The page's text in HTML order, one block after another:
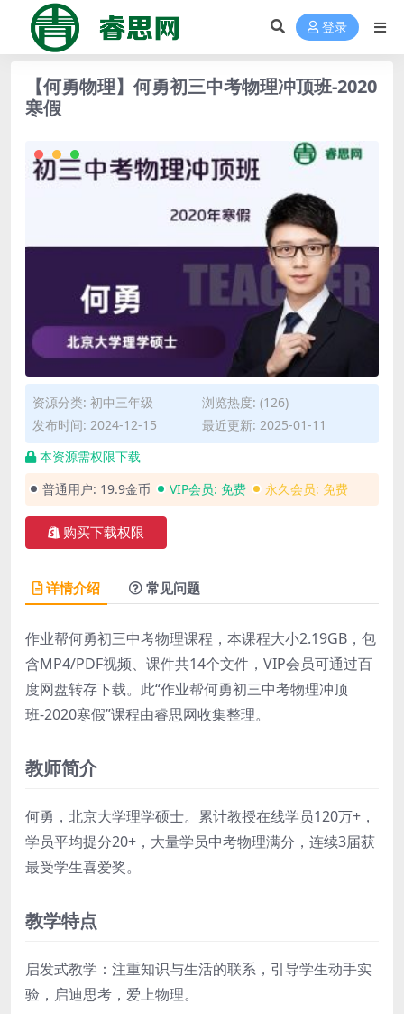
登录
【何勇物理】何勇初三中考物理冲顶班-2020
寒假
资源分类: 初中三年级
浏览热度: (126)
发布时间: 2024-12-15
最近更新: 2025-01-11
本资源需权限下载
普通用户: 19.9金币 VIP会员: 免费 永久会员: 免费
购买下载权限
详情介绍 常见问题
作业帮何勇初三中考物理课程，本课程大小2.19GB，包
含MP4/PDF视频、课件共14个文件，VIP会员可通过百
度网盘转存下载。此“作业帮何勇初三中考物理冲顶
班-2020寒假”课程由睿思网收集整理。
教师简介
何勇，北京大学理学硕士。累计教授在线学员120万+，
学员平均提分20+，大量学员中考物理满分，连续3届获
最受学生喜爱奖。
教学特点
启发式教学：注重知识与生活的联系，引导学生动手实
验，启迪思考，爱上物理。